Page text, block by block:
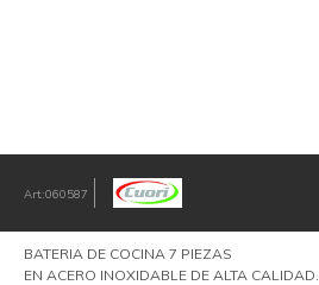
060587
BATERIA DE COCINA 7 PIEZAS
EN ACERO INOXIDABLE DE ALTA CALIDAD.